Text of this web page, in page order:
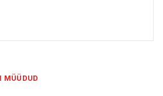
MÜÜDUD